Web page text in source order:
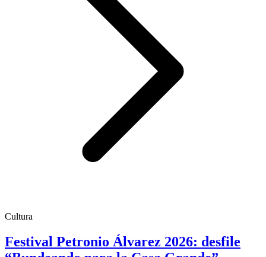
Cultura
Festival Petronio Álvarez 2026: desfile